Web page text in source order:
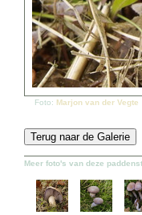
Foto: Marjon van der Vegte
Meer foto's van deze